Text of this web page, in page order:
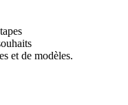
et de modèles.